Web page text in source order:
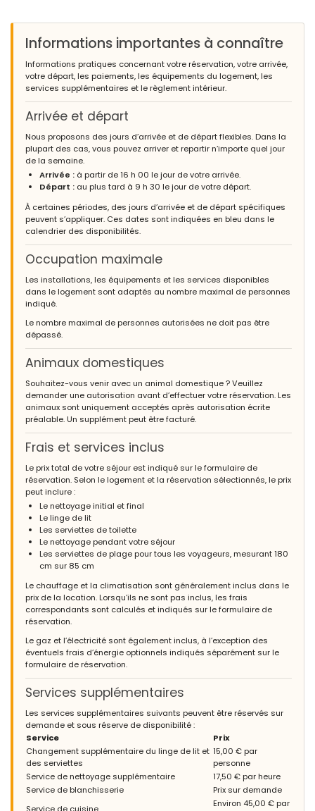
Informations importantes à connaître
Informations pratiques concernant votre réservation, votre arrivée,
votre départ, les paiements, les équipements du logement, les
services supplémentaires et le règlement intérieur.
Arrivée et départ
Nous proposons des jours d’arrivée et de départ flexibles. Dans la
plupart des cas, vous pouvez arriver et repartir n’importe quel jour
de la semaine.
Arrivée : à partir de 16 h 00 le jour de votre arrivée.
Départ : au plus tard à 9 h 30 le jour de votre départ.
À certaines périodes, des jours d’arrivée et de départ spécifiques
peuvent s’appliquer. Ces dates sont indiquées en bleu dans le
calendrier des disponibilités.
Occupation maximale
Les installations, les équipements et les services disponibles
dans le logement sont adaptés au nombre maximal de personnes
indiqué.
Le nombre maximal de personnes autorisées ne doit pas être
dépassé.
Animaux domestiques
Souhaitez-vous venir avec un animal domestique ? Veuillez
demander une autorisation avant d’effectuer votre réservation. Les
animaux sont uniquement acceptés après autorisation écrite
préalable. Un supplément peut être facturé.
Frais et services inclus
Le prix total de votre séjour est indiqué sur le formulaire de
réservation. Selon le logement et la réservation sélectionnés, le prix
peut inclure :
Le nettoyage initial et final
Le linge de lit
Les serviettes de toilette
Le nettoyage pendant votre séjour
Les serviettes de plage pour tous les voyageurs, mesurant 180
cm sur 85 cm
Le chauffage et la climatisation sont généralement inclus dans le
prix de la location. Lorsqu’ils ne sont pas inclus, les frais
correspondants sont calculés et indiqués sur le formulaire de
réservation.
Le gaz et l’électricité sont également inclus, à l’exception des
éventuels frais d’énergie optionnels indiqués séparément sur le
formulaire de réservation.
Services supplémentaires
Les services supplémentaires suivants peuvent être réservés sur
demande et sous réserve de disponibilité :
Service
Prix
Changement supplémentaire du linge de lit et
des serviettes
15,00 € par
personne
Service de nettoyage supplémentaire
17,50 € par heure
Service de blanchisserie
Prix sur demande
Environ 45,00 € par